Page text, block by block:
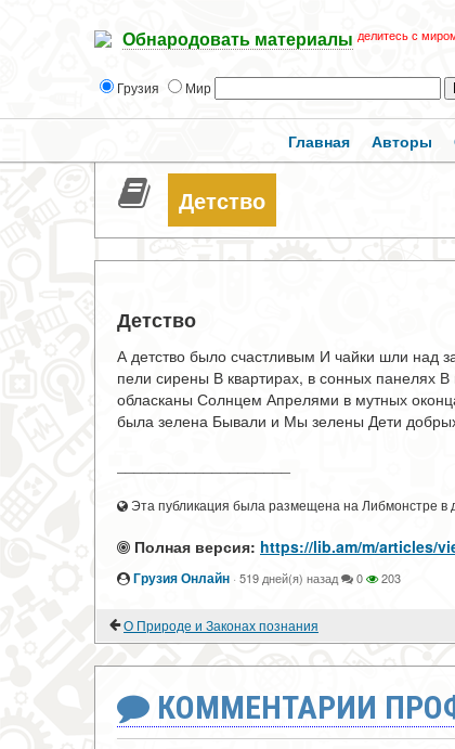
Обнародовать материалы делитесь с
Грузия Мир
Главная Авторы
Детство
Детство
А детство было счастливым И чайки шли над
пели сирены В квартирах, в сонных
обласканы Солнцем Апрелями в мутных
была зелена Бывали и Мы зелены Дети
Эта публикация была размещена на Либмонстре в
Полная версия: https://lib.am/m/articles/
Грузия Онлайн · 519 дней(я) назад 0 203
О Природе и Законах познания
КОММЕНТАРИИ